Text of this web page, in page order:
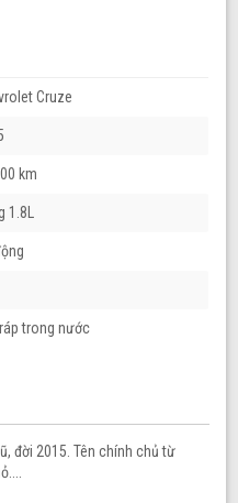
Cruze
km
1.8L
ráp trong nước
đời 2015. Tên chính chủ từ